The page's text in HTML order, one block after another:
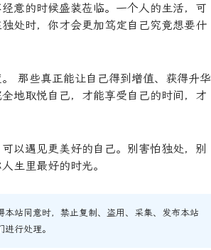
意的时候盛装莅临。一个人的生活，可
处时，你才会更加笃定自己究竟想要什
那些真正能让自己得到增值、获得升华
地取悦自己，才能享受自己的时间，才
以遇见更美好的自己。别害怕独处，别
生里最好的时光。
站同意时，禁止复制、盗用、采集、发布本站
行处理。